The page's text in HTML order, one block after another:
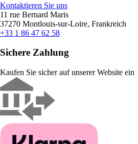
Kontaktieren Sie uns
11 rue Bernard Maris
37270 Montlouis-sur-Loire, Frankreich
+33 1 86 47 62 58
Sichere Zahlung
Kaufen Sie sicher auf unserer Website ein